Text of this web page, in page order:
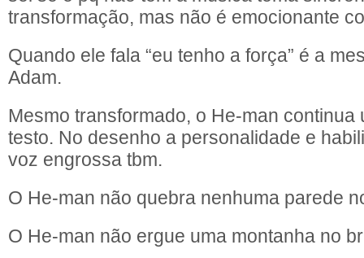
transformação, mas não é emocionante
Quando ele fala “eu tenho a força” é a
Adam.
Mesmo transformado, o He-man continua
testo. No desenho a personalidade e
voz engrossa tbm.
O He-man não quebra nenhuma parede
O He-man não ergue uma montanha no